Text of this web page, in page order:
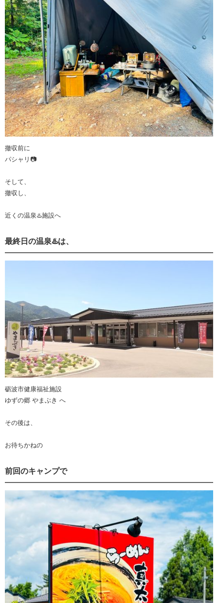
撤収前に
パシャリ📷
そして、
撤収し、
近くの温泉♨️施設へ
最終日の温泉♨️は、
砺波市健康福祉施設
ゆずの郷 やまぶき へ
その後は、
お待ちかねの
前回のキャンプで